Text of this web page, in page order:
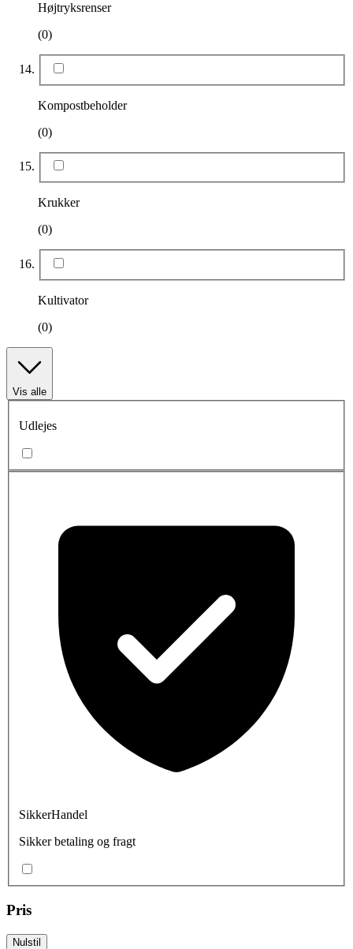
Højtryksrenser
(0)
Kompostbeholder
(0)
Krukker
(0)
Kultivator
(0)
Vis alle
Udlejes
SikkerHandel
Sikker betaling og fragt
Pris
Nulstil